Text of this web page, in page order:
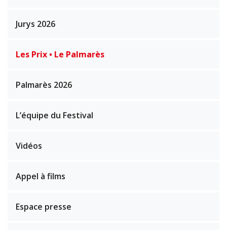
Jurys 2026
Les Prix • Le Palmarès
Palmarès 2026
L’équipe du Festival
Vidéos
Appel à films
Espace presse